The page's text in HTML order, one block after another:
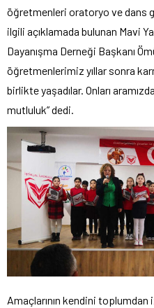
öğretmenleri oratoryo ve dans
ilgili açıklamada bulunan Mavi
Dayanışma Derneği Başkanı
öğretmenlerimiz yıllar sonra
birlikte yaşadılar. Onları
mutluluk” dedi.
Amaçlarının kendini